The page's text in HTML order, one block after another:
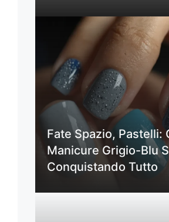
Fate Spazio, Pastelli:
Manicure Grigio-Blu
Conquistando Tutto